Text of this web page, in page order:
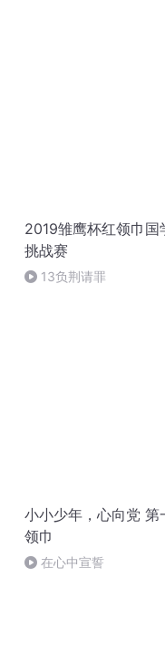
2019雏鹰杯红领巾国
挑战赛
13负荆请罪
小小少年，心向党 第
领巾
在心中宣誓